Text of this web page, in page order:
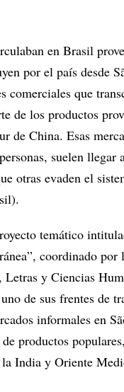
en Brasil
por el país desde
comerciales que
de los productos
de China. Esas
suelen llegar
otras evaden el
temático
coordinado por
y Ciencias
de sus frentes de
informales en
productos
India y Oriente